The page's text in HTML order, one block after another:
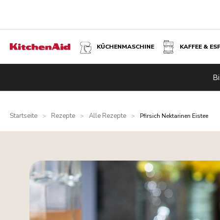
KÜCHENMASCHINE KAFFEE &
Startseite > Rezepte > Alle Rezepte > Pfirsich Nektarinen Eistee